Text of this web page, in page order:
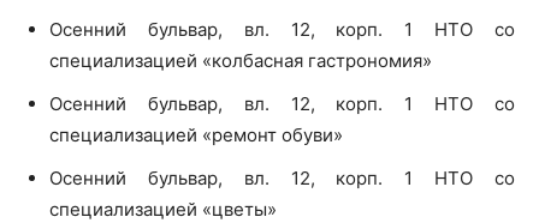
Осенний бульвар, вл. 12, корп. 1 НТО со
специализацией «колбасная гастрономия»
Осенний бульвар, вл. 12, корп. 1 НТО со
специализацией «ремонт обуви»
Осенний бульвар, вл. 12, корп. 1 НТО со
специализацией «цветы»